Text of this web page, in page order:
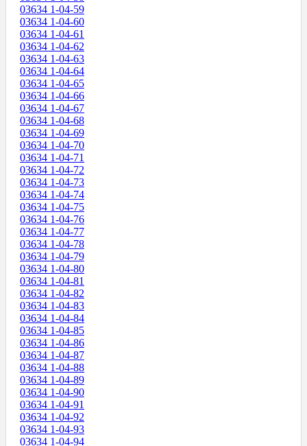
03634 1-04-59
03634 1-04-60
03634 1-04-61
03634 1-04-62
03634 1-04-63
03634 1-04-64
03634 1-04-65
03634 1-04-66
03634 1-04-67
03634 1-04-68
03634 1-04-69
03634 1-04-70
03634 1-04-71
03634 1-04-72
03634 1-04-73
03634 1-04-74
03634 1-04-75
03634 1-04-76
03634 1-04-77
03634 1-04-78
03634 1-04-79
03634 1-04-80
03634 1-04-81
03634 1-04-82
03634 1-04-83
03634 1-04-84
03634 1-04-85
03634 1-04-86
03634 1-04-87
03634 1-04-88
03634 1-04-89
03634 1-04-90
03634 1-04-91
03634 1-04-92
03634 1-04-93
03634 1-04-94